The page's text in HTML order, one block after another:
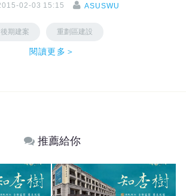
02-03 15:15 ASUSWU
後期建案 重劃區建設
閱讀更多＞
推薦給你